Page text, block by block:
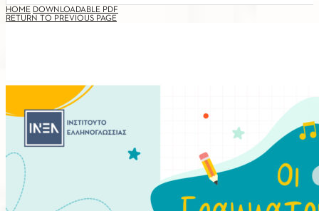
HOME DOWNLOADABLE PDF
RETURN TO PREVIOUS PAGE